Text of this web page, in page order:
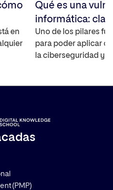
en
por
Qué es una
informática:
entender la
ciberseguridad
Uno de los pilares
para poder aplicar
la ciberseguridad y
(PMP)